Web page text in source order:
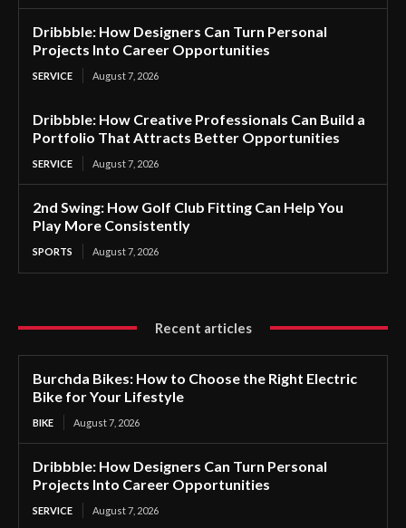
Dribbble: How Designers Can Turn Personal
Projects Into Career Opportunities
SERVICE August 7, 2026
Dribbble: How Creative Professionals Can Build a
Portfolio That Attracts Better Opportunities
SERVICE August 7, 2026
2nd Swing: How Golf Club Fitting Can Help You
Play More Consistently
SPORTS August 7, 2026
Recent articles
Burchda Bikes: How to Choose the Right Electric
Bike for Your Lifestyle
BIKE August 7, 2026
Dribbble: How Designers Can Turn Personal
Projects Into Career Opportunities
SERVICE August 7, 2026